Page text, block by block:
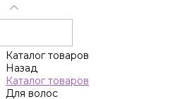
Каталог товаров
Назад
Каталог товаров
Для волос